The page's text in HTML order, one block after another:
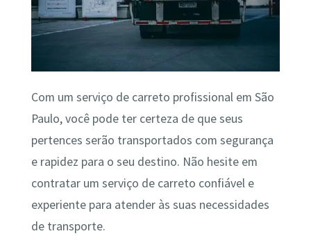
Com um serviço de carreto profissional em São
Paulo, você pode ter certeza de que seus
pertences serão transportados com segurança
e rapidez para o seu destino. Não hesite em
contratar um serviço de carreto confiável e
experiente para atender às suas necessidades
de transporte.